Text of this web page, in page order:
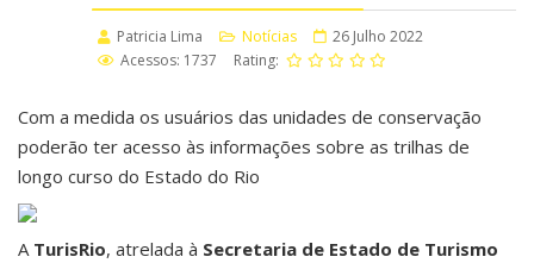
Patricia Lima Notícias
26 Julho 2022
Acessos: 1737
Rating:
Com a medida os usuários das unidades de conservação
poderão ter acesso às informações sobre as trilhas de
longo curso do Estado do Rio
A TurisRio, atrelada à Secretaria de Estado de Turismo